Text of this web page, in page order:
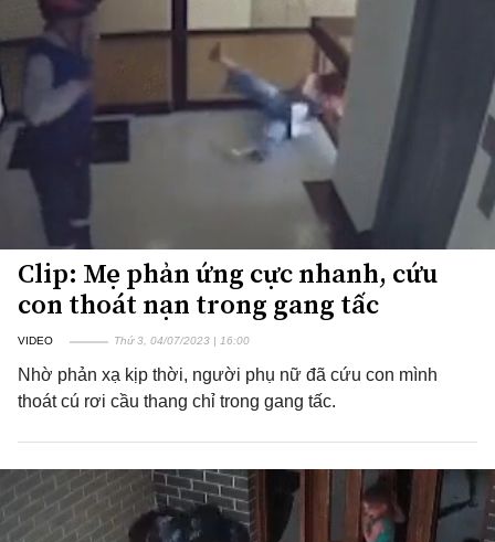
Clip: Mẹ phản ứng cực nhanh, cứu
con thoát nạn trong gang tấc
VIDEO Thứ 3, 04/07/2023 | 16:00
Nhờ phản xạ kịp thời, người phụ nữ đã cứu con mình
thoát cú rơi cầu thang chỉ trong gang tấc.